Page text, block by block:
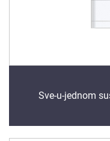
Sve-u-jednom